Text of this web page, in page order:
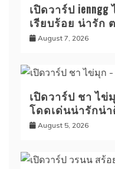
เปิดวาร์ป
เรียบร้อย น่ารัก
August 7, 2026
เปิดวาร์ป ชา ไ
โดดเด่นน่ารักน่
August 5, 2026